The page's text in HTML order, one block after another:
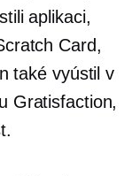
aplikaci,
Card,
také vyústil v
Gratisfaction,